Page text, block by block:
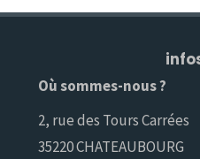
Où sommes-nous ?
2, rue des Tours Carrées
35220 CHATEAUBOURG